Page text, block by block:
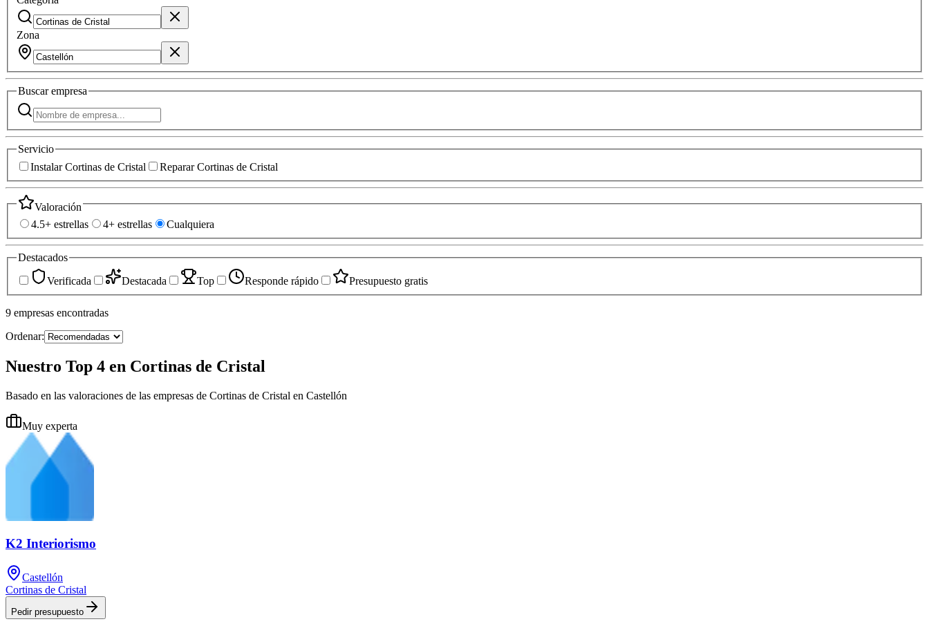
Zona
Buscarempresa
Servicio
Instalar Cortinas de Cristal
Reparar Cortinas de Cristal
Valoración
4.5+ estrellas
4+ estrellas Cualquiera
Destacados
Verificada
Destacada Top Responde rápido Presupuesto gratis
9 empresas encontradas
Ordenar:
Nuestro Top 4 en Cortinas de Cristal
Basado en las valoraciones de las empresas de Cortinas de Cristal en Castellón
Muy experta
K2 Interiorismo
Castellón
Cortinas de Cristal
Pedir presupuesto